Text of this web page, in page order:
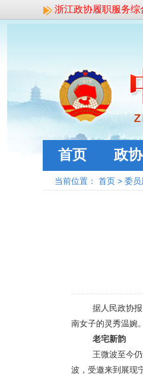
浙江政协履职服务综
首页 政
当前位置： 首页 > 委员
据人民政协报
南女子的灵秀温婉
老宅新韵
王微波至今
波，受邀来到展现